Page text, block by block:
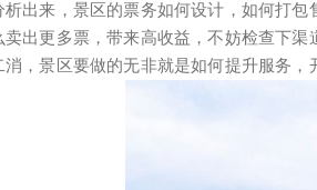
出来，景区的票务如何设计，如何打
出更多票，带来高收益，不妨检查下
，景区要做的无非就是如何提升服务